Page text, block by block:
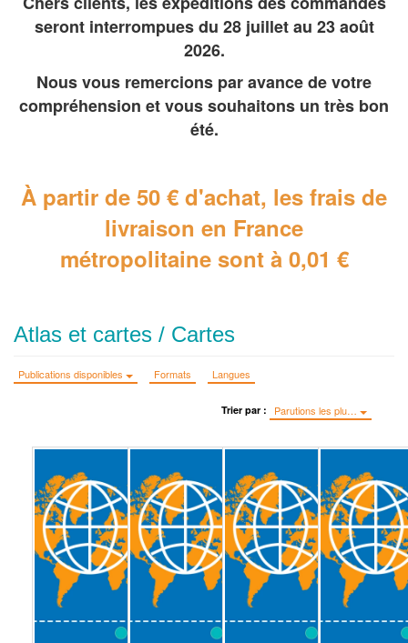
seront interrompues du 28 juillet au 23 août
2026.
Nous vous remercions par avance de votre
compréhension et vous souhaitons un très bon
été.
À partir de 50 € d'achat, les frais de
livraison en France
métropolitainesont à 0,01 €
Atlas et cartes / Cartes
Publications disponibles Formats Langues
Trier par : Parutions les plu…